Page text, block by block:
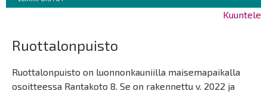
are
Kuuntele
Ruottalonpuisto
Ruottalonpuisto on luonnonkauniilla maisemapaikalla
osoitteessa Rantakoto 8. Se on rakennettu v. 2022 ja